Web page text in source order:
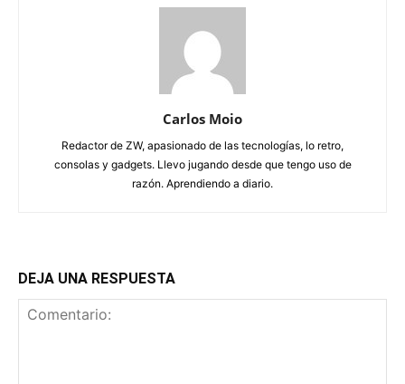
Carlos Moio
Redactor de ZW, apasionado de las tecnologías, lo retro,
consolas y gadgets. Llevo jugando desde que tengo uso de
razón. Aprendiendo a diario.
DEJA UNA RESPUESTA